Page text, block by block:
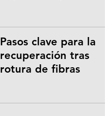
Pasos clave para la
recuperación tras
rotura de fibras